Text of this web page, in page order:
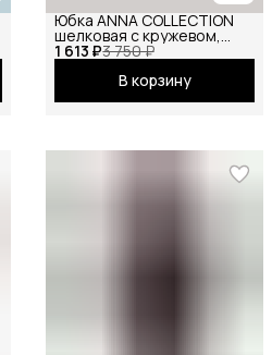
1 613 ₽3 750 ₽
Юбка ANNA COLLECTION
шелковая с кружевом,
весенняя, праздничная,
офисная, школьная на
резинке миди, молочный
В корзину